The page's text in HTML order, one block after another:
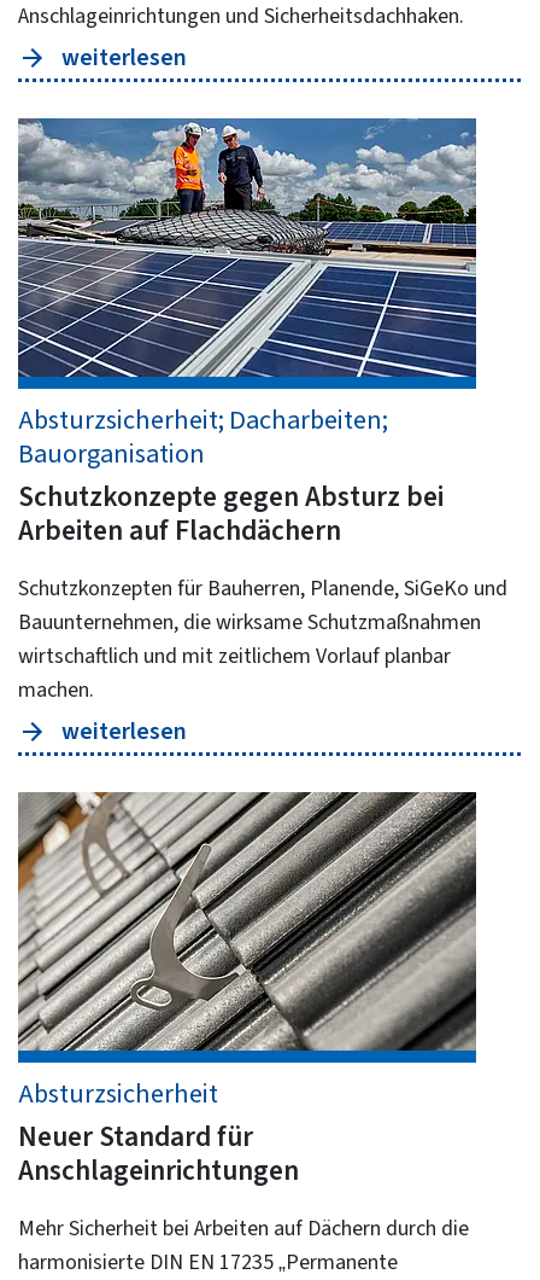
Anschlageinrichtungen und Sicherheitsdachhaken.
weiterlesen
Absturzsicherheit; Dacharbeiten;
Bauorganisation
Schutzkonzepte gegen Absturz bei
Arbeiten auf Flachdächern
Schutzkonzepten für Bauherren, Planende, SiGeKo und
Bauunternehmen, die wirksame Schutzmaßnahmen
wirtschaftlich und mit zeitlichem Vorlauf planbar
machen.
weiterlesen
Absturzsicherheit
Neuer Standard für
Anschlageinrichtungen
Mehr Sicherheit bei Arbeiten auf Dächern durch die
harmonisierte DIN EN 17235 „Permanente